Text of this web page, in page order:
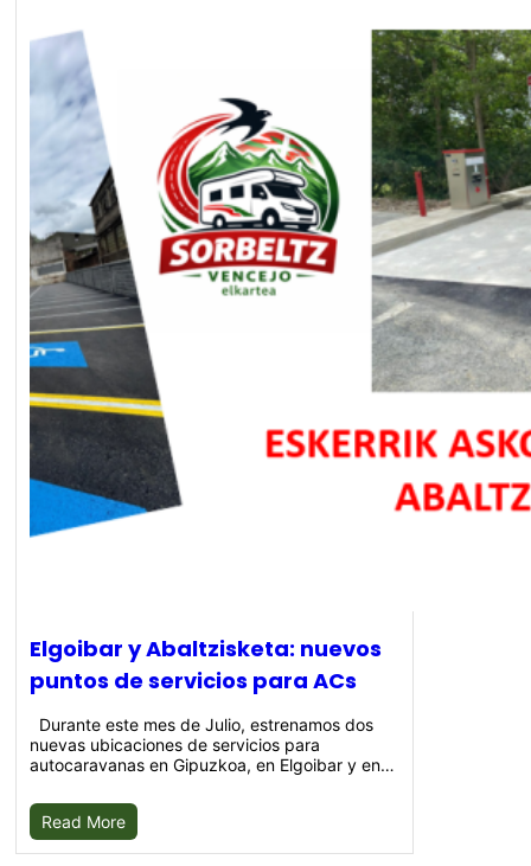
Elgoibar y Abaltzisketa: nuevos
puntos de servicios para ACs
Durante este mes de Julio, estrenamos dos
nuevas ubicaciones de servicios para
autocaravanas en Gipuzkoa, en Elgoibar y en…
Read More